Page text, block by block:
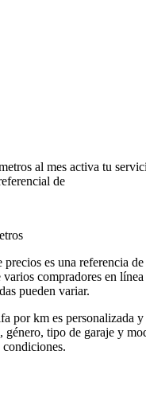
al mes activa tu
de
es una referencia
varios compradores en
pueden variar.
por km es personalizada y
género, tipo de garaje y